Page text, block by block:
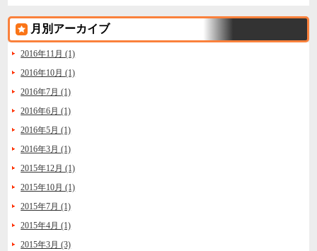
月別アーカイブ
2016年11月 (1)
2016年10月 (1)
2016年7月 (1)
2016年6月 (1)
2016年5月 (1)
2016年3月 (1)
2015年12月 (1)
2015年10月 (1)
2015年7月 (1)
2015年4月 (1)
2015年3月 (3)